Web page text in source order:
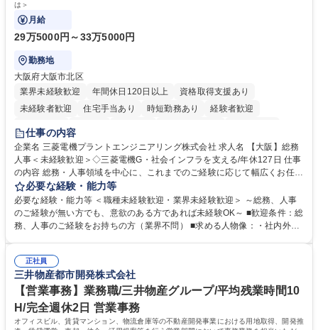
は＞
月給
29万5000円～33万5000円
勤務地
大阪府大阪市北区
業界未経験歓迎
年間休日120日以上
資格取得支援あり
未経験者歓迎
住宅手当あり 時短勤務あり
経験者歓迎
退職金あり
駅近5分以内
土日祝休み 服装自由 寮・社宅あり 食事補助あり
仕事の内容
企業名 三菱電機プラントエンジニアリング株式会社 求人名 【大阪】総務
人事＜未経験歓迎＞◇三菱電機G・社会インフラを支える/年休127日 仕事
の内容 総務・人事領域を中心に、これまでのご経験に応じて幅広くお任せ
します。 ＜具体的には＞ ・総務/人事労務（給与・社保・勤怠管理など）
・採用・教育研修 ・福利厚生運用 など ※基本的には事務所勤務ですが、
採用や教育等の業務内容により、関西圏以外への日帰り・宿泊を伴う国内
出張もございます。 ※担当業務を持ちつつ、お互いに助け合いながら、総
必要な経験・能力等
必要な経験・能力等 ＜職種未経験歓迎・業界未経験歓迎＞ ～総務、人事
のご経験が無い方でも、意欲のある方であれば未経験OK～ ■歓迎条件：総
務、人事のご経験をお持ちの方（業界不問） ■求める人物像：・社内外の
正社員
三井物産都市開発株式会社
【営業事務】業務職/三井物産グループ/平均残業時間10
H/完全週休2日 営業事務
オフィスビル、賃貸マンション、物流倉庫等の不動産開発事業における用地取得、開発推